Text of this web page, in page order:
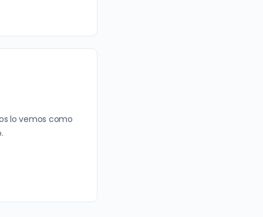
lo vemos como